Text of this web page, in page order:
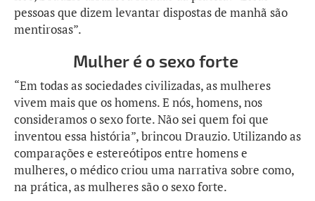
pessoas que dizem levantar dispostas de manhã são
mentirosas”.
Mulher é o sexo forte
“Em todas as sociedades civilizadas, as mulheres
vivem mais que os homens. E nós, homens, nos
consideramos o sexo forte. Não sei quem foi que
inventou essa história”, brincou Drauzio. Utilizando as
comparações e estereótipos entre homens e
mulheres, o médico criou uma narrativa sobre como,
na prática, as mulheres são o sexo forte.